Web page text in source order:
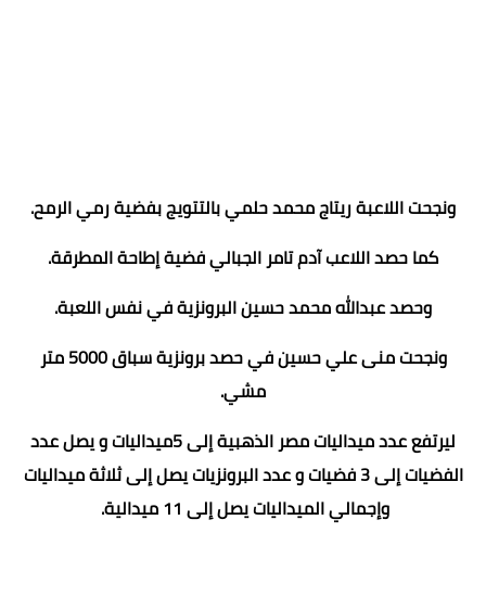
ونجحت اللاعبة ريتاج محمد حلمي بالتتويج بفضية رمي الرمح.
كما حصد اللاعب آدم تامر الجبالي فضية إطاحة المطرقة.
وحصد عبدالله محمد حسين البرونزية في نفس اللعبة.
ونجحت منى علي حسين في حصد برونزية سباق 5000 متر
مشي.
ليرتفع عدد ميداليات مصر الذهبية إلى 5ميداليات و يصل عدد
الفضيات إلى 3 فضيات و عدد البرونزيات يصل إلى ثلاثة ميداليات
وإجمالي الميداليات يصل إلى 11 ميدالية.